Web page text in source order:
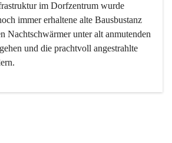
im Dorfzentrum wurde
immer erhaltene alte Bausbustanz
Nachtschwärmer unter alt anmutenden
und die prachtvoll angestrahlte
heute nicht mehr, ist aber integrativer